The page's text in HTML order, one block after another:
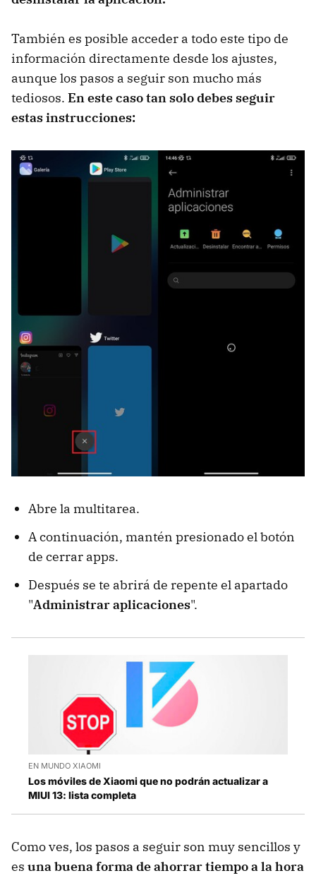
También es posible acceder a todo este tipo de
información directamente desde los ajustes,
aunque los pasos a seguir son mucho más
tediosos. En este caso tan solo debes seguir
estas instrucciones:
Abre la multitarea.
A continuación, mantén presionado el botón
de cerrar apps.
Después se te abrirá de repente el apartado
"Administrar aplicaciones".
EN MUNDO XIAOMI
Los móviles de Xiaomi que no podrán actualizar a
MIUI 13: lista completa
Como ves, los pasos a seguir son muy sencillos y
es una buena forma de ahorrar tiempo a la hora